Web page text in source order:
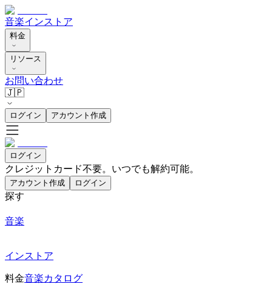
音楽インストア
料金
リソース
お問い合わせ
🇯🇵
ログイン アカウント作成
ログイン
クレジットカード不要。いつでも解約可能。
アカウント作成 ログイン
探す
音楽
インストア
料金音楽カタログ